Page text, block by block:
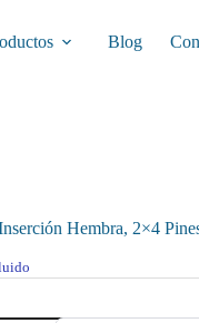
Blog
Hembra, 2×4